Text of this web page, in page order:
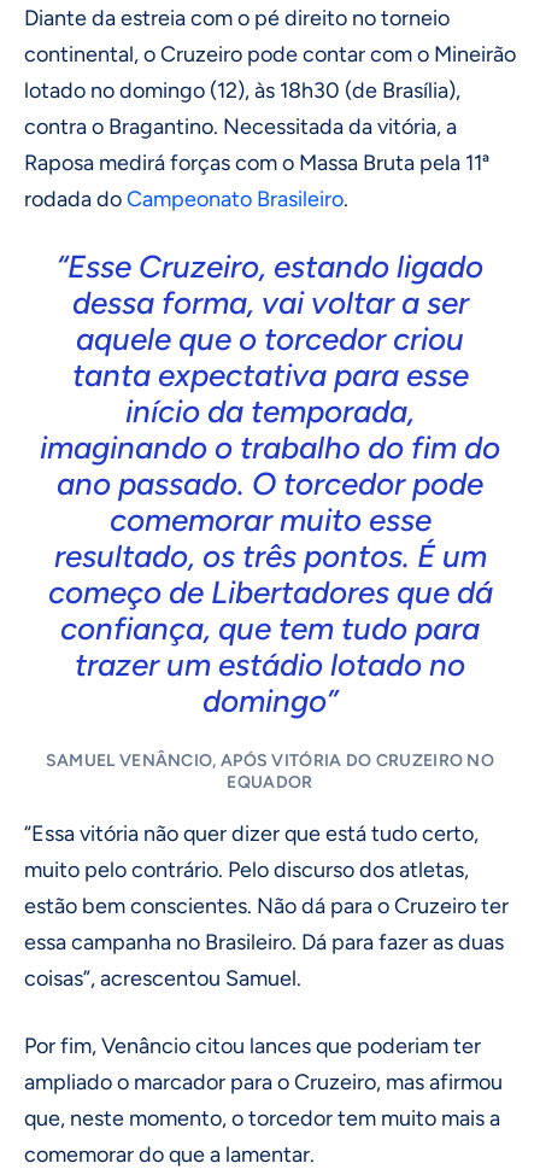
Diante da estreia com o pé direito no torneio
continental, o Cruzeiro pode contar com o Mineirão
lotado no domingo (12), às 18h30 (de Brasília),
contra o Bragantino. Necessitada da vitória, a
Raposa medirá forças com o Massa Bruta pela 11ª
rodada doCampeonato Brasileiro.
“Esse Cruzeiro, estando ligado
dessa forma, vai voltar a ser
aquele que o torcedor criou
tanta expectativa para esse
início da temporada,
imaginando o trabalho do fim do
ano passado. O torcedor pode
comemorar muito esse
resultado, os três pontos. É um
começo de Libertadores que dá
confiança, que tem tudo para
trazer um estádio lotado no
domingo”
SAMUEL VENÂNCIO, APÓS VITÓRIA DO CRUZEIRO NO
EQUADOR
“Essa vitória não quer dizer que está tudo certo,
muito pelo contrário. Pelo discurso dos atletas,
estão bem conscientes. Não dá para o Cruzeiro ter
essa campanha no Brasileiro. Dá para fazer as duas
coisas”, acrescentou Samuel.
Por fim, Venâncio citou lances que poderiam ter
ampliado o marcador para o Cruzeiro, mas afirmou
que, neste momento, o torcedor tem muito mais a
comemorar do que a lamentar.